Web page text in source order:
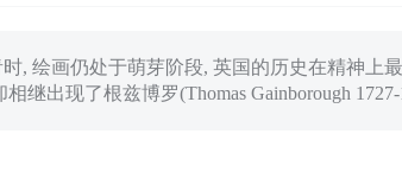
, 绘画仍处于萌芽阶段, 英国的历史在精神上
出现了根兹博罗(Thomas Gainborough 1727-